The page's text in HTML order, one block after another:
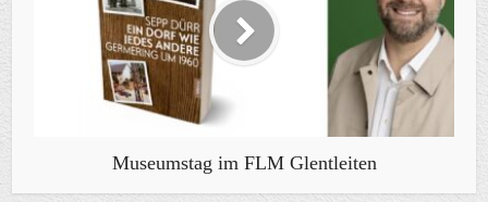
Museumstag im FLM Glentleiten